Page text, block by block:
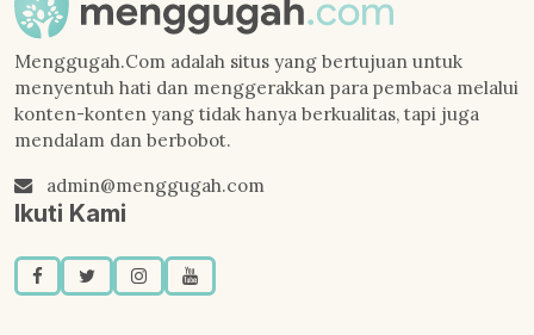
Menggugah.Com adalah situs yang bertujuan untuk
menyentuh hati dan menggerakkan para pembaca melalui
konten-konten yang tidak hanya berkualitas, tapi juga
mendalam dan berbobot.
admin@menggugah.com
Ikuti Kami